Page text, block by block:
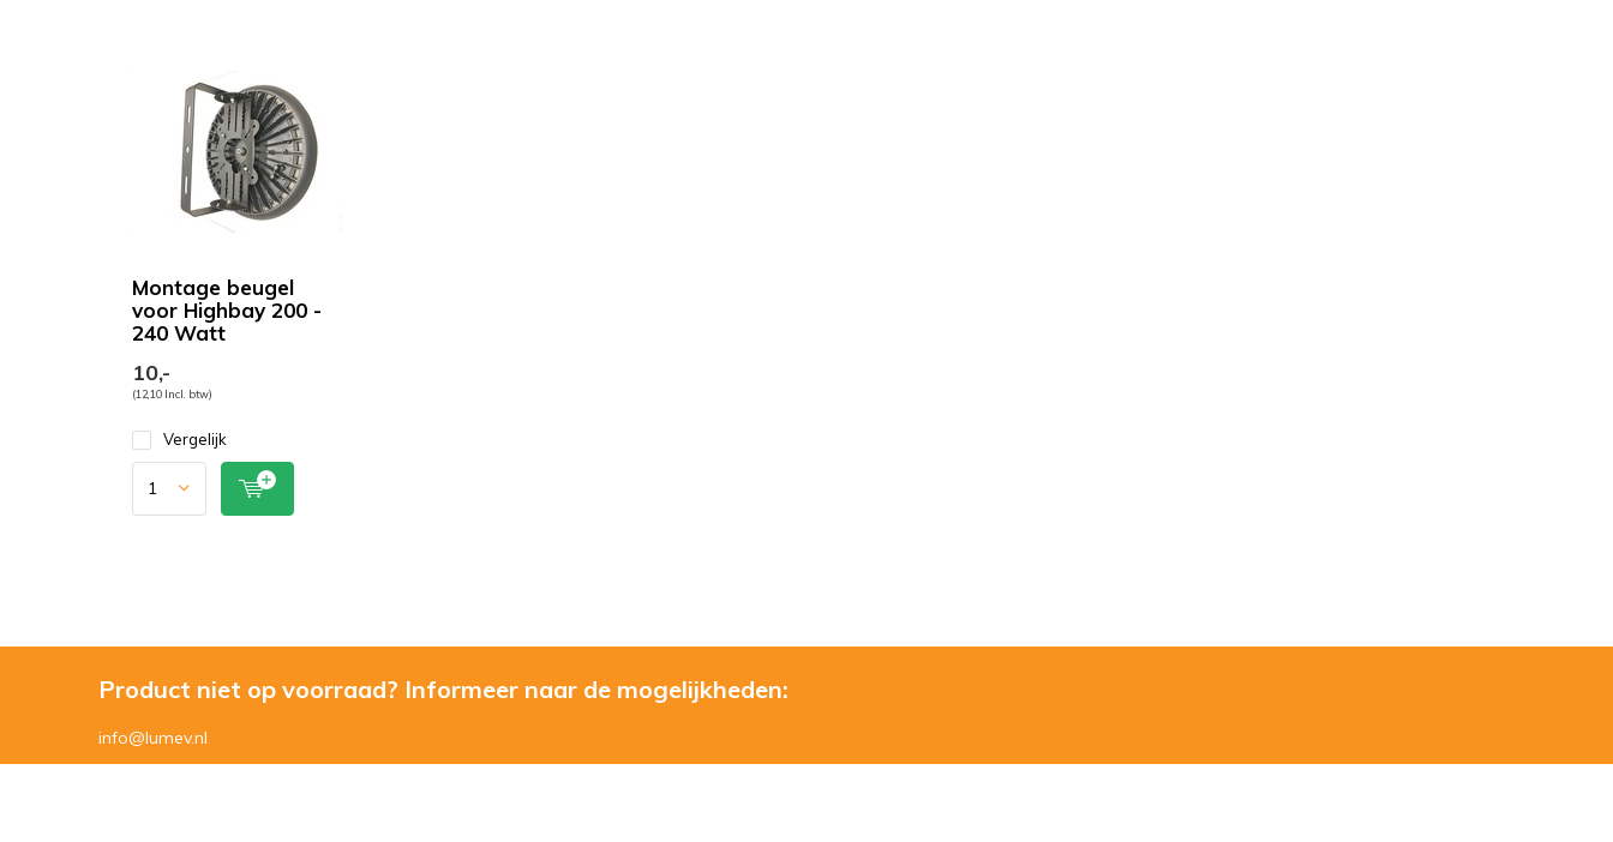
Montage beugel
voor Highbay 200 -
240 Watt
10,-
(12,10 Incl. btw)
Vergelijk
Product niet op voorraad? Informeer naar de mogelijkheden:
info@lumev.nl